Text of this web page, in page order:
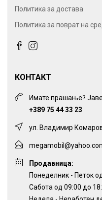
Политика за достава
Политика за поврат на
КОНТАКТ
Имате прашање?
+389 75 44 33 23
ул. Владимир
Продавница:
Понеделник - Петок
Сабота од 09:00 до